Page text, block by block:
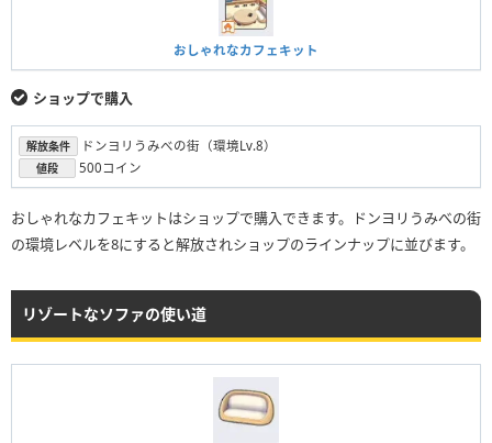
おしゃれなカフェキット
ショップで購入
解放条件 ドンヨリうみべの街（環境Lv.8）
値段 500コイン
おしゃれなカフェキットはショップで購入できます。ドンヨリうみべの街
の環境レベルを8にすると解放されショップのラインナップに並びます。
リゾートなソファの使い道